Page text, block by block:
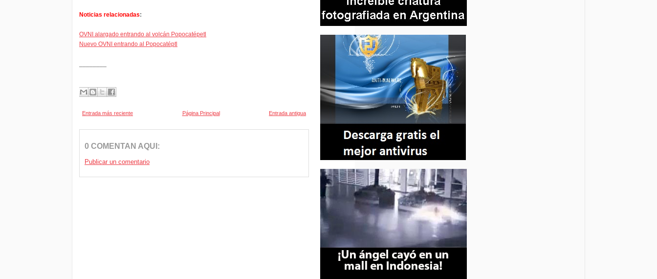
Noticias relacionadas:
OVNI alargado entrando al volcán Popocatépetl
Nuevo OVNI entrando al Popocatéptl
Entrada más reciente Entrada antigua
Página Principal
0 COMENTAN AQUI:
Publicar un comentario